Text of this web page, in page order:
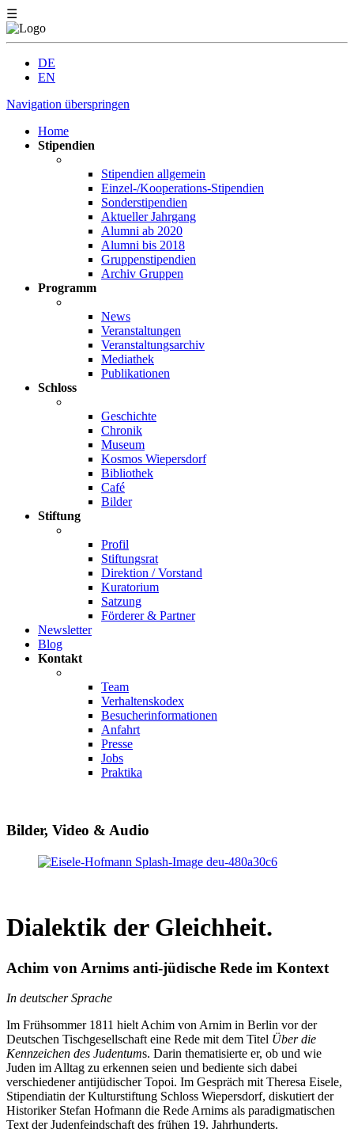
☰
DE
EN
Navigation überspringen
Home
Stipendien
Stipendien allgemein
Einzel-/Kooperations-Stipendien
Sonderstipendien
Aktueller Jahrgang
Alumni ab 2020
Alumni bis 2018
Gruppenstipendien
Archiv Gruppen
Programm
News
Veranstaltungen
Veranstaltungsarchiv
Mediathek
Publikationen
Schloss
Geschichte
Chronik
Museum
Kosmos Wiepersdorf
Bibliothek
Café
Bilder
Stiftung
Profil
Stiftungsrat
Direktion / Vorstand
Kuratorium
Satzung
Förderer & Partner
Newsletter
Blog
Kontakt
Team
Verhaltenskodex
Besucherinformationen
Anfahrt
Presse
Jobs
Praktika
Bilder, Video & Audio
Dialektik der Gleichheit.
Achim von Arnims anti-jüdische Rede im Kontext
In deutscher Sprache
Im Frühsommer 1811 hielt Achim von Arnim in Berlin vor der
Deutschen Tischgesellschaft eine Rede mit dem Titel Über die
Kennzeichen des Judentums. Darin thematisierte er, ob und wie
Juden im Alltag zu erkennen seien und bediente sich dabei
verschiedener antijüdischer Topoi. Im Gespräch mit Theresa Eisele,
Stipendiatin der Kulturstiftung Schloss Wiepersdorf, diskutiert der
Historiker Stefan Hofmann die Rede Arnims als paradigmatischen
Text der Judenfeindschaft des frühen 19. Jahrhunderts.